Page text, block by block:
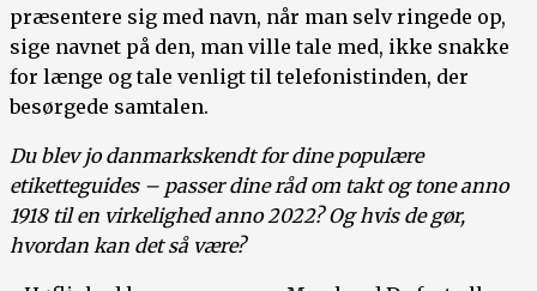
præsentere sig med navn, når man selv ringede op,
sige navnet på den, man ville tale med, ikke snakke
for længe og tale venligt til telefonistinden, der
besørgede samtalen.
Du blev jo danmarkskendt for dine populære
etiketteguides – passer dine råd om takt og tone anno
1918 til en virkelighed anno 2022? Og hvis de gør,
hvordan kan det så være?